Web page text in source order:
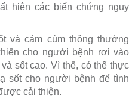
hiện các biến chứng nguy
và cảm cúm thông thường
cho người bệnh rơi vào
sốt cao. Vì thế, có thể thực
sốt cho người bệnh để tình
cải thiện.